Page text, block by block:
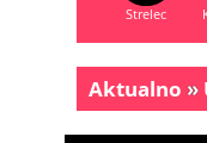
Strelec
Aktualno »